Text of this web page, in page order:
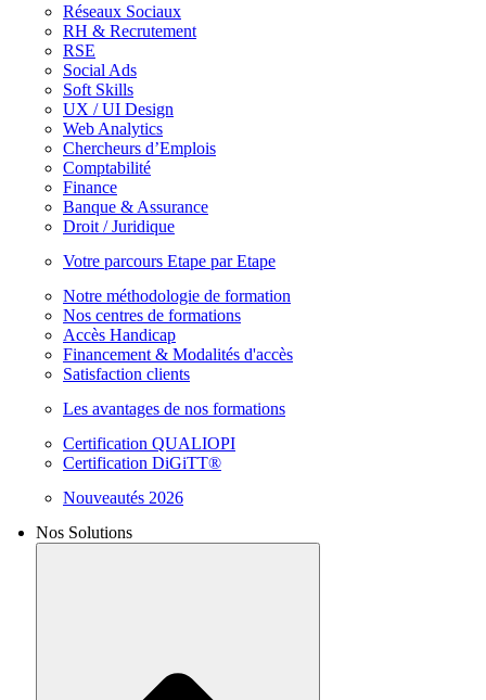
Réseaux Sociaux
RH & Recrutement
RSE
Social Ads
Soft Skills
UX / UI Design
Web Analytics
Chercheurs d’Emplois
Comptabilité
Finance
Banque & Assurance
Droit / Juridique
Votre parcours Etape par Etape
Notre méthodologie de formation
Nos centres de formations
Accès Handicap
Financement & Modalités d'accès
Satisfaction clients
Les avantages de nos formations
Certification QUALIOPI
Certification DiGiTT®
Nouveautés 2026
Nos Solutions